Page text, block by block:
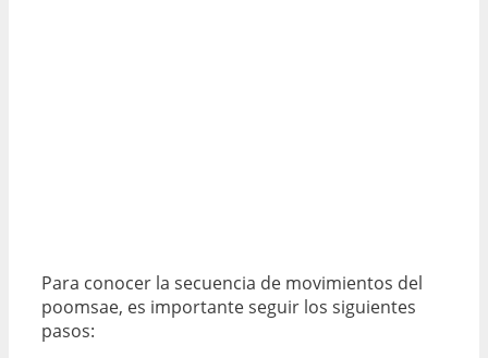
Para conocer la secuencia de movimientos del
poomsae, es importante seguir los siguientes
pasos: